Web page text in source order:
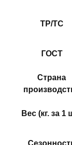
ТР/ТС
ГОСТ
Страна
Вес (кг. за 1